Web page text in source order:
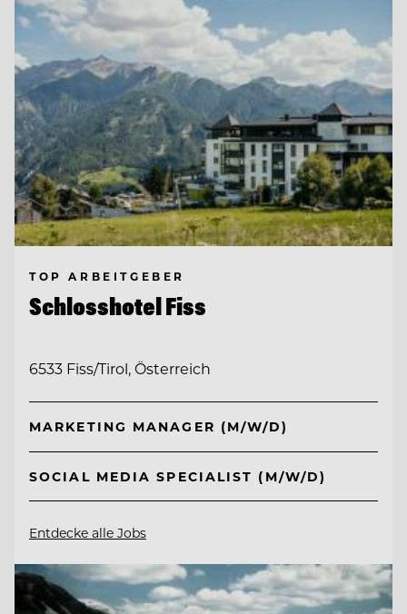
TOP ARBEITGEBER
Schlosshotel Fiss
6533 Fiss/Tirol, Österreich
MARKETING MANAGER (M/W/D)
SOCIAL MEDIA SPECIALIST (M/W/D)
Entdecke alle Jobs